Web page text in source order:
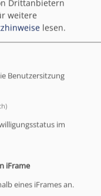
in
feiern wir
Jahr wieder
Frühschoppen-
am
um 11:00 Uhr
und -
laden ein, nach
zu kommen.
und Michael
wir einen
Drittanbietern
weitere
lesen.
Benutzersitzung
im
iFrame
eines iFrames an.